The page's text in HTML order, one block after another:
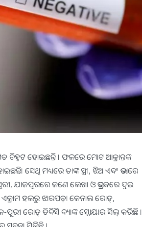
ହୋଇଛନ୍ତି । ଫଳରେ ମୋଟ ଆକ୍ରାନ୍ତଙ୍କ
ସେଥି ମଧ୍ୟରେ ତାଙ୍କ ସ୍ତ୍ରୀ, ଝିଅ ଏବଂ ଭଡାରେ
ଯାଜପୁରରେ ଜଣେ ଲେଖା ଓ ଭଦ୍ରକରେ ଦୁଇ
ହଲରୁ ଝାରପଡ଼ା କେନାଲ ରୋଡ୍,
ପୁରୀ ରୋଡ୍ ଡିବିସି ବ୍ୟାଙ୍କ ସ୍କୋୟାର ସିଲ୍ କରିଛି ।